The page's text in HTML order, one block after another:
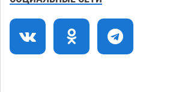
казанским «драконам»
09:25
Все пострадавшие при пожаре на
Краснодарской в Астрахани